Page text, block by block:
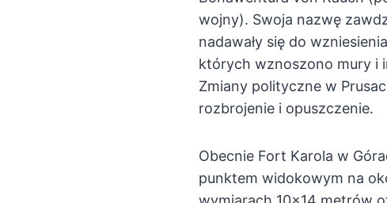
wojny). Swoja nazwę
nadawały się do
których wznoszono mury i
Zmiany polityczne w
rozbrojenie i opuszczenie.
Obecnie Fort Karola w
punktem widokowym na